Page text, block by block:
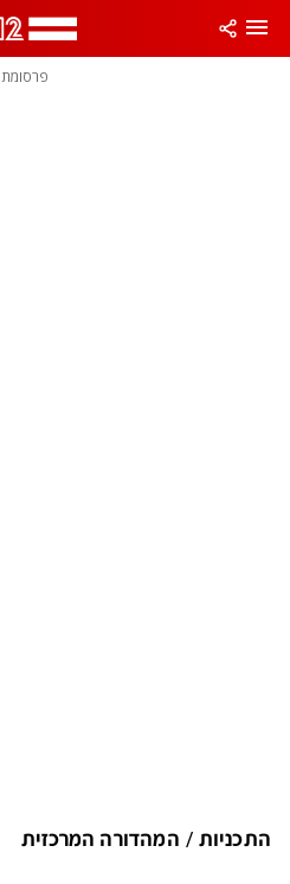
פרסומת
התכניות המהדורה המרכזית